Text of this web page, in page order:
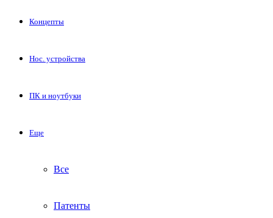
Концепты
Нос. устройства
ПК и ноутбуки
Еще
Все
Патенты